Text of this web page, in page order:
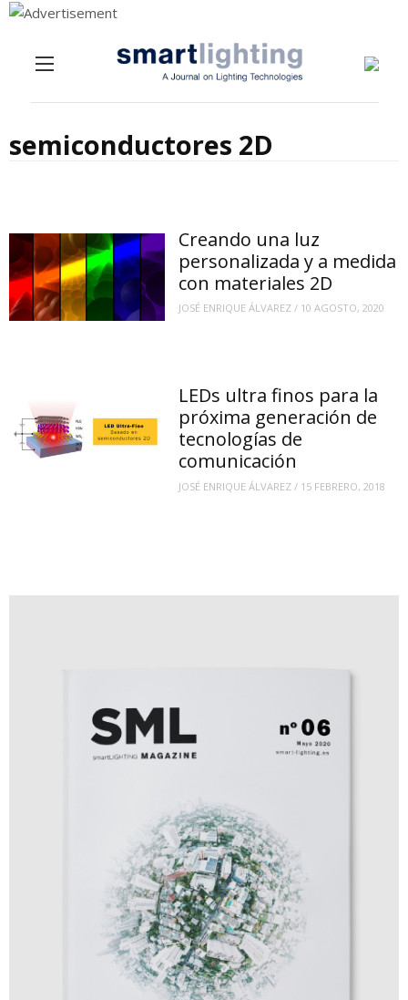
semiconductores 2D
Creando una luz
personalizada y a medida
con materiales 2D
JOSÉ ENRIQUE ÁLVAREZ / 10 AGOSTO, 2020
LEDs ultra finos para la
próxima generación de
tecnologías de
comunicación
JOSÉ ENRIQUE ÁLVAREZ / 15 FEBRERO, 2018